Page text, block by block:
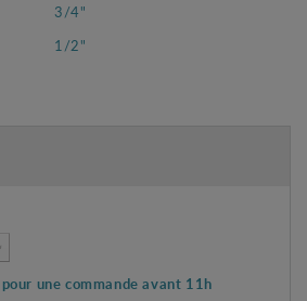
3/4"
1/2"
une commande avant 11h